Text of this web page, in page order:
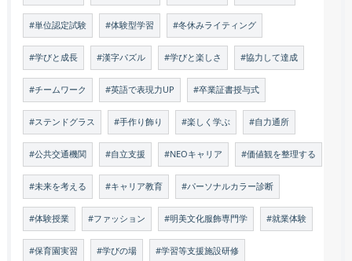
#単位認定試験 #体験型学習 #冬休みライティング
#学びと成長 #漢字パズル #学びと楽しさ #協力して達成
#チームワーク #英語で表現力UP #卒業証書授与式
#ステンドグラス #手作り飾り #楽しく学ぶ #自力通所
#公共交通機関 #自立支援 #NEOキャリア #価値観を整理する
#未来を考える #キャリア教育 #パーソナルカラー診断
#体験授業 #ファッション #明美文化服飾専門学 #就業体験
#保育園実習 #学びの場 #学習等支援施設研修